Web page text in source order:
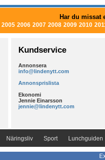
Har du missat
2005 2006 2007 2008 2009 2010
Kundservice
Annonsera
info@lindenytt.com
Annonsprislista
Ekonomi
Jennie Einarsson
jennie@lindenytt.com
Näringsliv Sport Lunchguiden